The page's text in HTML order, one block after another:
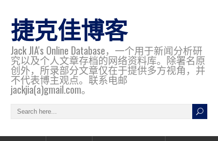
捷克佳博客
Jack JIA's Online Database，一个用于新闻分析研
究以及个人文章存档的网络资料库。除署名原
创外，所录部分文章仅在于提供多方视角，并
不代表博主观点。联系电邮
jackjia(a)gmail.com。